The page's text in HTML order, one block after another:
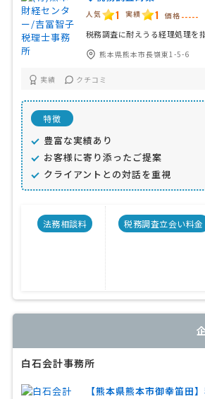
人気 1 実績 1 価格 -----
税務調査に耐えうる経理処理を
熊本県熊本市長嶺東1-5-6
実績 クチコミ
特徴
豊富な実績あり
お客様に寄り添ったご提案
クライアントとの対話を重視
法務相談料 税務調査立会い料金
白石会計事務所
【熊本県熊本市御幸笛田